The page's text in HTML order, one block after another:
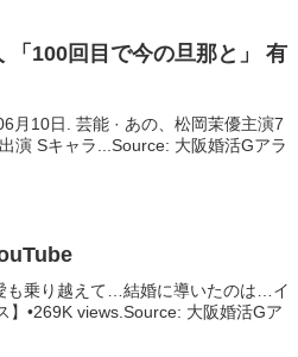
「100回目で今の旦那と」 有
月10日. 芸能 · あの、松岡茉優主演7
演 Sキャラ...Source: 大阪婚活Gアラ
も乗り越えて…結婚に導いたのは…イ
】•269K views.Source: 大阪婚活Gア